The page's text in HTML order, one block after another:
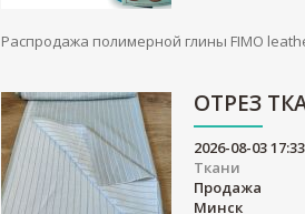
Распродажа полимерной глины FIMO
ОТРЕЗ
2026-08-03
Ткани
Продажа
Минск